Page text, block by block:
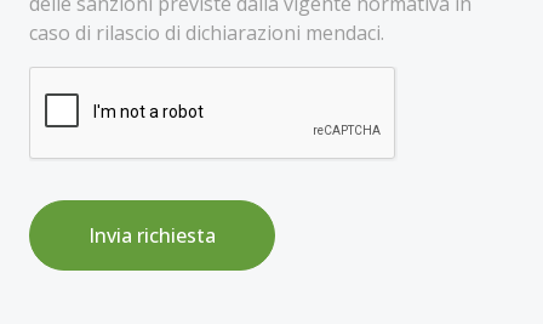
caso di rilascio di dichiarazioni mendaci.
Invia richiesta